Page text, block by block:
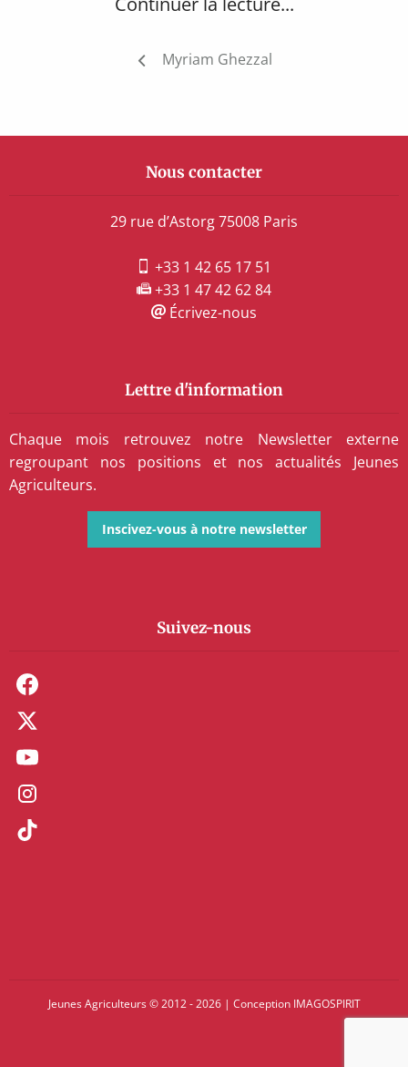
Navigation
Myriam Ghezzal
Nous contacter
29 rue d’Astorg 75008 Paris
+33 1 42 65 17 51
+33 1 47 42 62 84
Écrivez-nous
Lettre d'information
Chaque mois retrouvez notre Newsletter externe
regroupant nos positions et nos actualités Jeunes
Agriculteurs.
Inscivez-vous à notre newsletter
Suivez-nous
Jeunes Agriculteurs © 2012 - 2026 | Conception IMAGOSPIRIT